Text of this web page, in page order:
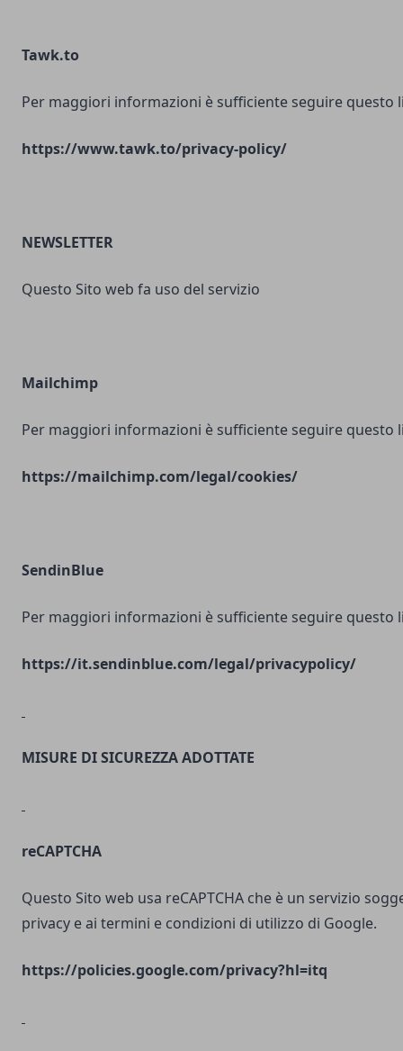
Tawk.to
Per maggiori informazioni è sufficiente seguire questo
https://www.tawk.to/privacy-policy/
NEWSLETTER
Questo Sito web fa uso del servizio
Mailchimp
Per maggiori informazioni è sufficiente seguire questo
https://mailchimp.com/legal/cookies/
SendinBlue
Per maggiori informazioni è sufficiente seguire questo
https://it.sendinblue.com/legal/privacypolicy/
MISURE DI SICUREZZA ADOTTATE
reCAPTCHA
Questo Sito web usa reCAPTCHA che è un servizio
privacy e ai termini e condizioni di utilizzo di Google.
https://policies.google.com/privacy?hl=itq